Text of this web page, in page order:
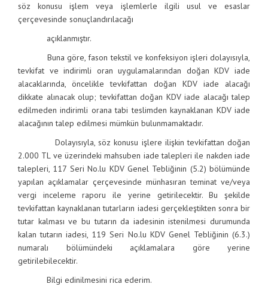
söz konusu işlem veya işlemlerle ilgili usul ve esaslar
çerçevesinde sonuçlandırılacağı
açıklanmıştır.
Buna göre, fason tekstil ve konfeksiyon işleri dolayısıyla,
tevkifat ve indirimli oran uygulamalarından doğan KDV iade
alacaklarında, öncelikle tevkifattan doğan KDV iade alacağı
dikkate alınacak olup; tevkifattan doğan KDV iade alacağı talep
edilmeden indirimli orana tabi teslimden kaynaklanan KDV iade
alacağının talep edilmesi mümkün bulunmamaktadır.
Dolayısıyla, söz konusu işlere ilişkin tevkifattan doğan
2.000 TL ve üzerindeki mahsuben iade talepleri ile nakden iade
talepleri, 117 Seri No.lu KDV Genel Tebliğinin (5.2) bölümünde
yapılan açıklamalar çerçevesinde münhasıran teminat ve/veya
vergi inceleme raporu ile yerine getirilecektir. Bu şekilde
tevkifattan kaynaklanan tutarların iadesi gerçekleştikten sonra bir
tutar kalması ve bu tutarın da iadesinin istenilmesi durumunda
kalan tutarın iadesi, 119 Seri No.lu KDV Genel Tebliğinin (6.3.)
numaralı bölümündeki açıklamalara göre yerine
getirilebilecektir.
Bilgi edinilmesini rica ederim.